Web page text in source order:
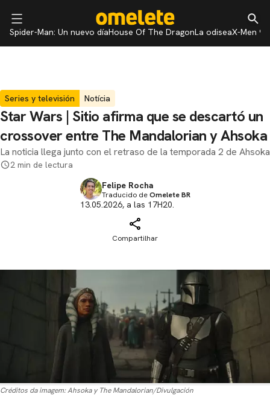
Spider-Man: Un nuevo díaHouse Of The DragonLa odiseaX-Men 97
Series y televisión Notícia
Star Wars | Sitio afirma que se descartó un
crossover entre The Mandalorian y Ahsoka
La noticia llega junto con el retraso de la temporada 2 de Ahsoka
2 min de lectura
Felipe Rocha
Traducido deOmelete BR
13.05.2026, a las 17H20.
Compartilhar
Créditos da imagem:Ahsoka y The Mandalorian/Divulgación